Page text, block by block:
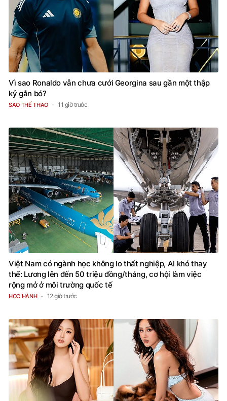
Vì sao Ronaldo vẫn chưa cưới Georgina sau gần một thập
kỷ gắn bó?
SAO THỂ THAO 11 giờ trước
Việt Nam có ngành học không lo thất nghiệp, AI khó thay
thế: Lương lên đến 50 triệu đồng/tháng, cơ hội làm việc
rộng mở ở môi trường quốc tế
HỌC HÀNH 12 giờ trước